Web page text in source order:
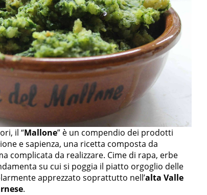
il “Mallone” è un compendio dei prodotti
e sapienza, una ricetta composta da
complicata da realizzare. Cime di rapa, erbe
su cui si poggia il piatto orgoglio delle
apprezzato soprattutto nell’alta Valle
.